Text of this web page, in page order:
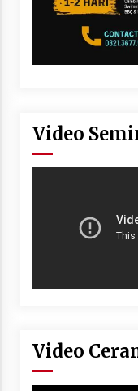
Video
Video